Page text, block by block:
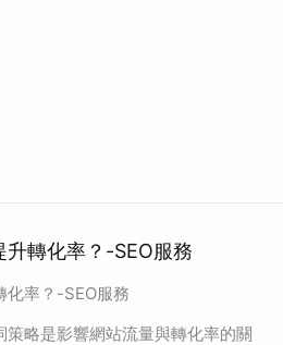
轉化率？-SEO服務
化率？-SEO服務
略是影響網站流量與轉化率的關